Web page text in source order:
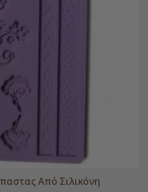
Από Σιλικόνη